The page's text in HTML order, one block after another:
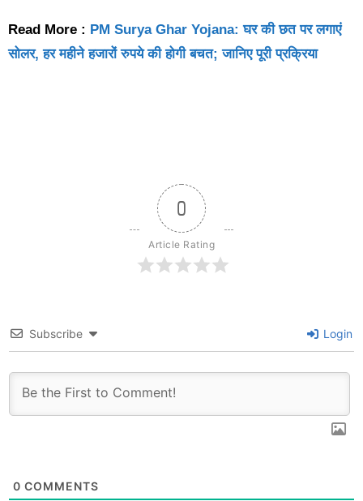
Read More : PM Surya Ghar Yojana: घर की छत पर लगाएं
सोलर, हर महीने हजारों रुपये की होगी बचत; जानिए पूरी प्रक्रिया
0
Article Rating
Subscribe Login
0 COMMENTS